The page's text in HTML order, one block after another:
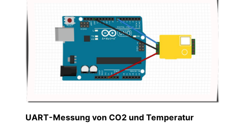
UART-Messung von CO2 und Temperatur